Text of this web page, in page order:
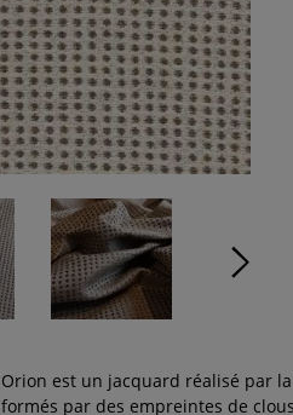
Orion est un jacquard réalisé par
formés par des empreintes de